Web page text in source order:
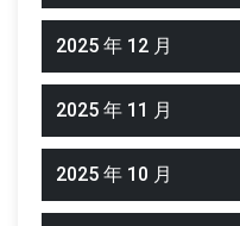
2025 年 12 月
2025 年 11 月
2025 年 10 月